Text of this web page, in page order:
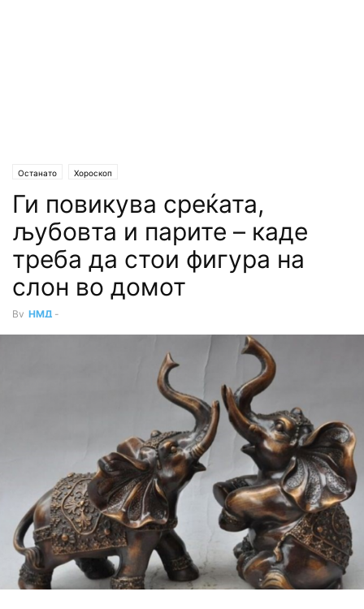
Останато Хороскоп
Ги повикува среќата,
љубовта и парите – каде
треба да стои фигура на
слон во домот
By НМД -